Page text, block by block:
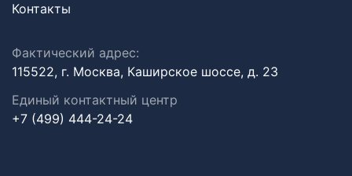
Контакты
Фактический адрес:
115522, г. Москва, Каширское шоссе, д. 23
Единый контактный центр
+7 (499) 444-24-24